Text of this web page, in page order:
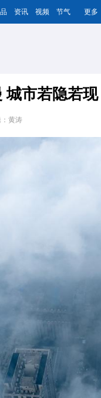
资讯 视频 节气 更多
城市若隐若现
黄涛